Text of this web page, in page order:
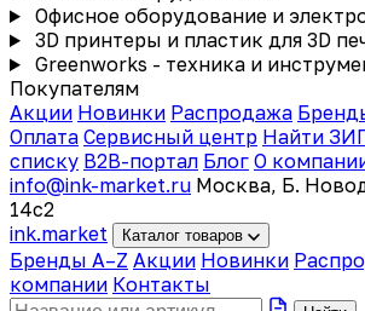
Офисное оборудование и
3D принтеры и пластик для 3D
Greenworks - техника и
Покупателям
Акции Новинки Распродажа
Оплата Сервисный центр Найти
списку B2B-портал Блог О
info@ink-market.ru Москва, Б.
14с2
ink.market Каталог товаров
Бренды A–Z Акции Новинки
компании Контакты